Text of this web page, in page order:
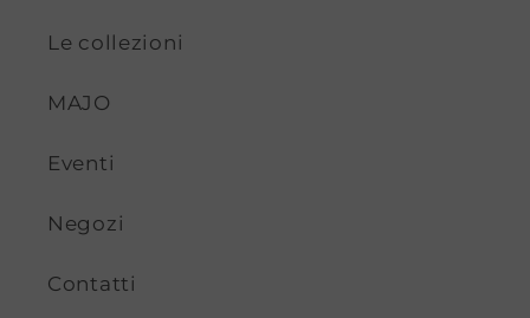
Le collezioni
MAJO
Eventi
Negozi
Contatti